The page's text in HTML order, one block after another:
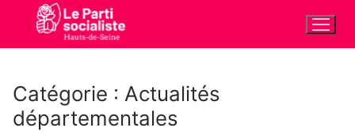
contenu
Catégorie : Actualités
départementales